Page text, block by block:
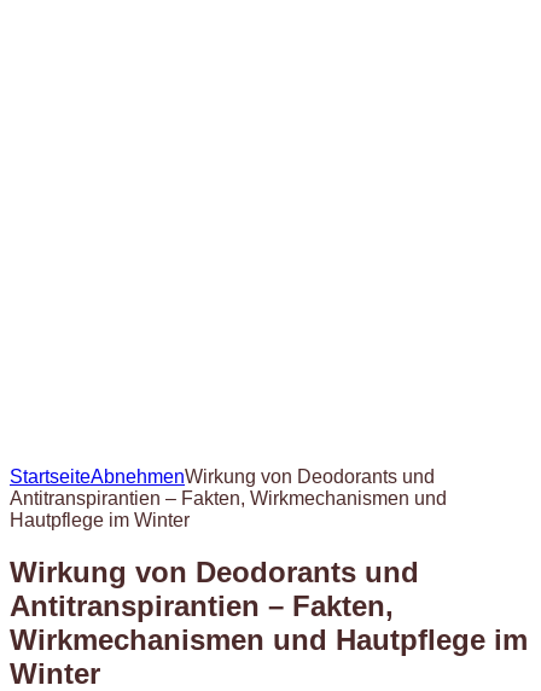
StartseiteAbnehmenWirkung von Deodorants und
Antitranspirantien – Fakten, Wirkmechanismen und
Hautpflege im Winter
Wirkung von Deodorants und
Antitranspirantien – Fakten,
Wirkmechanismen und Hautpflege im
Winter